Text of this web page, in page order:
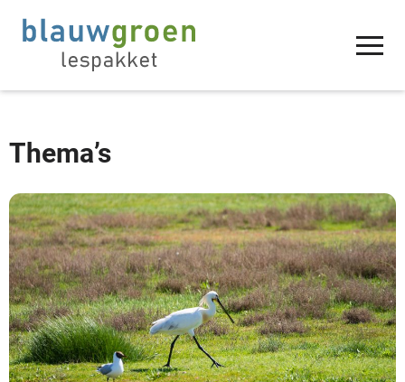
Thema’s